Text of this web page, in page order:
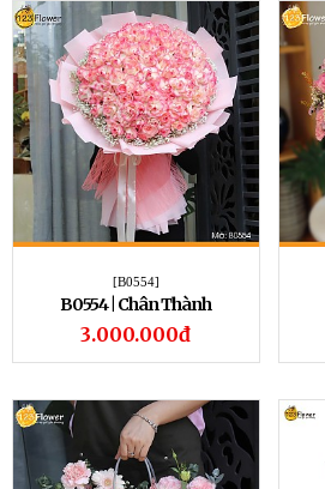
[B0554]
B0554 | Chân Thành
3.000.000đ